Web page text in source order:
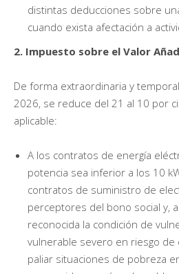
distintas deducciones sobre
cuando exista afectación a
2. Impuesto sobre el Valor
De forma extraordinaria y
2026, se reduce del 21 al 10 por
aplicable:
A los contratos de energía
potencia sea inferior a los 10
contratos de suministro de
perceptores del bono social y,
reconocida la condición de
vulnerable severo en riesgo de
paliar situaciones de pobreza